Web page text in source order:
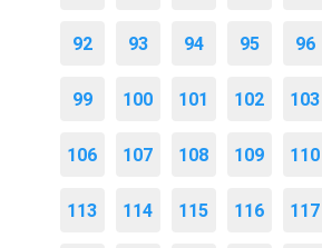
92 93 94 95 96
99 100 101 102 103
106 107 108 109 110
113 114 115 116 117